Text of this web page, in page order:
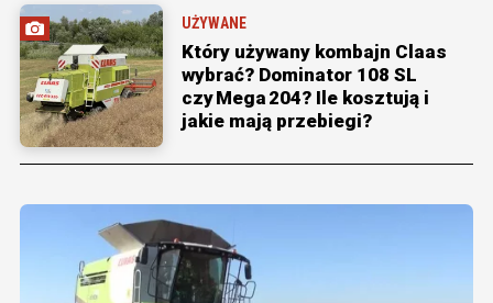
UŻYWANE
Który używany kombajn Claas
wybrać? Dominator 108 SL
czy Mega 204? Ile kosztują i
jakie mają przebiegi?